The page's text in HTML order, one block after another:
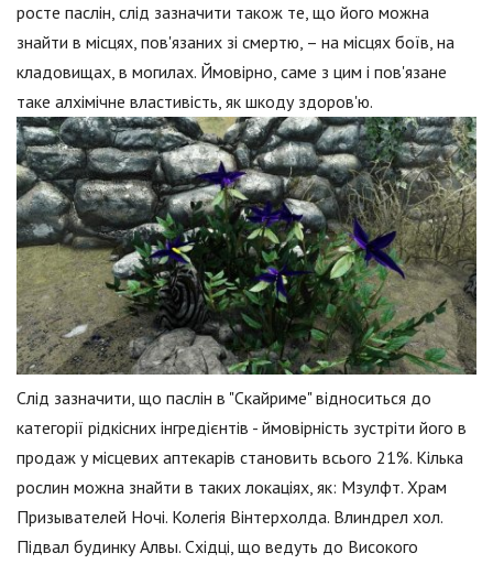
росте паслін, слід зазначити також те, що його можна
знайти в місцях, пов'язаних зі смертю, – на місцях боїв, на
кладовищах, в могилах. Ймовірно, саме з цим і пов'язане
таке алхімічне властивість, як шкоду здоров'ю.
Слід зазначити, що паслін в "Скайриме" відноситься до
категорії рідкісних інгредієнтів - ймовірність зустріти його в
продаж у місцевих аптекарів становить всього 21%. Кілька
рослин можна знайти в таких локаціях, як: Мзулфт. Храм
Призывателей Ночі. Колегія Вінтерхолда. Влиндрел хол.
Підвал будинку Алвы. Східці, що ведуть до Високого